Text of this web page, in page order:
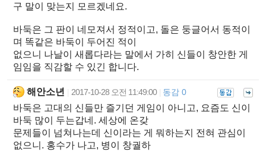
구 말이 맞는지 모르겠네요.
바둑은 그 판이 네모져서 정적이고, 돌은 둥글어서 동적이
며 똑같은 바둑이 두어진 적이
없으니 나날이 새롭다라는 말에서 가히 신들이 창안한 게
임임을 직감할 수 있긴 합니다.
해안소년 2017-10-28 오전 11:49:00 동감 0
바둑은 고대의 신들만 즐기던 게임이 아니고, 요즘도 신이
바둑 많이 두는갑네. 세상에 온갖
문제들이 넘쳐나는데 신이라는 게 뭐하는지 전혀 관심이
없으니. 홍수가 나고, 병이 창궐하